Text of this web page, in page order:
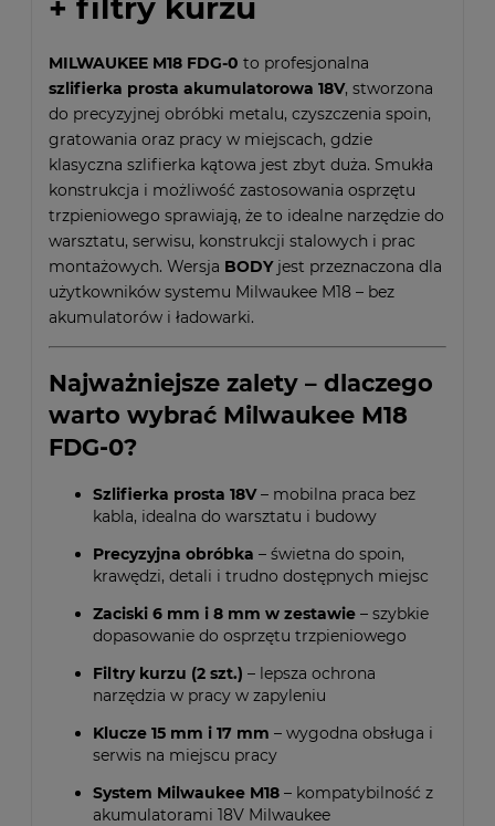
+ filtry kurzu
MILWAUKEE M18 FDG-0 to profesjonalna
szlifierka prosta akumulatorowa 18V, stworzona
do precyzyjnej obróbki metalu, czyszczenia spoin,
gratowania oraz pracy w miejscach, gdzie
klasyczna szlifierka kątowa jest zbyt duża. Smukła
konstrukcja i możliwość zastosowania osprzętu
trzpieniowego sprawiają, że to idealne narzędzie do
warsztatu, serwisu, konstrukcji stalowych i prac
montażowych. Wersja BODYjest przeznaczona dla
użytkowników systemu Milwaukee M18 – bez
akumulatorów i ładowarki.
Najważniejsze zalety – dlaczego
warto wybrać Milwaukee M18
FDG-0?
Szlifierka prosta 18V– mobilna praca bez
kabla, idealna do warsztatu i budowy
Precyzyjna obróbka – świetna do spoin,
krawędzi, detali i trudno dostępnych miejsc
Zaciski 6 mm i 8 mm w zestawie – szybkie
dopasowanie do osprzętu trzpieniowego
Filtry kurzu (2 szt.) – lepsza ochrona
narzędzia w pracy w zapyleniu
Klucze 15 mm i 17 mm – wygodna obsługa i
serwis na miejscu pracy
System Milwaukee M18 – kompatybilność z
akumulatorami 18V Milwaukee